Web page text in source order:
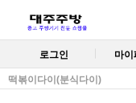
로그인 마이
떡볶이다이(분식다이)